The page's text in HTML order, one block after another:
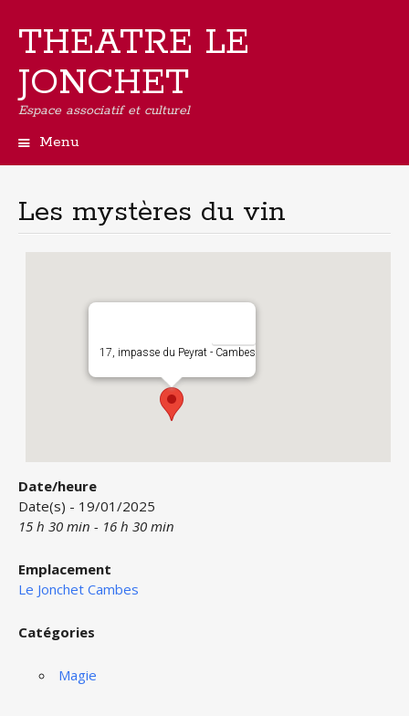
THEATRE LE
JONCHET
Espace associatif et culturel
Menu
principal
Les mystères du vin
17, impasse du Peyrat - Cambes
Date/heure
Date(s) - 19/01/2025
15 h 30 min - 16 h 30 min
Emplacement
Le Jonchet Cambes
Catégories
Magie